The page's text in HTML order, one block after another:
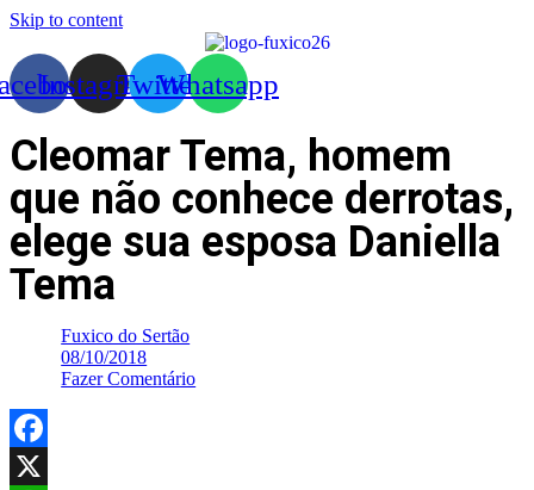
Skip to content
InstagramTwitterWhatsapp
Cleomar Tema, homem
que não conhece derrotas,
elege sua esposa Daniella
Tema
Fuxico do Sertão
08/10/2018
Fazer Comentário
Facebook